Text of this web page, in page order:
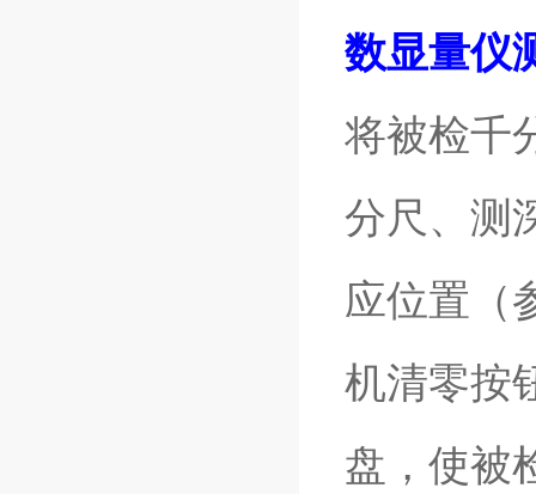
数显量仪
将被检千
分尺、测
应位置（
机清零按
盘，使被